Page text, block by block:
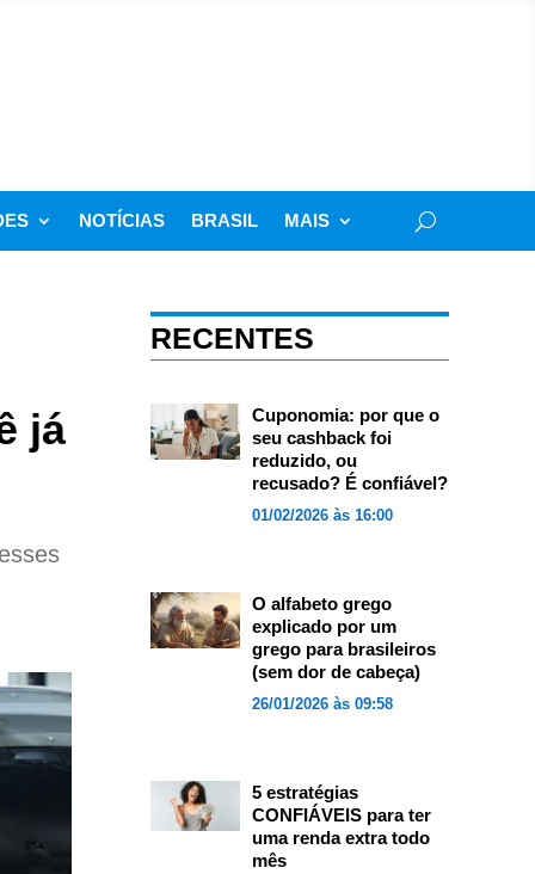
NOTÍCIAS BRASIL MAIS
já
RECENTES
Cuponomia: por que o
seu cashback foi
reduzido, ou
recusado? É confiável?
01/02/2026 às 16:00
O alfabeto grego
explicado por um
grego para brasileiros
(sem dor de cabeça)
26/01/2026 às 09:58
5 estratégias
CONFIÁVEIS para ter
uma renda extra todo
mês